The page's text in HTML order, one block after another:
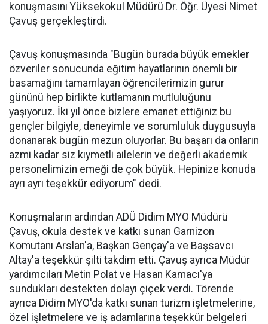
konuşmasını Yüksekokul Müdürü Dr. Öğr. Üyesi Nimet
Çavuş gerçekleştirdi.
Çavuş konuşmasında "Bugün burada büyük emekler
özveriler sonucunda eğitim hayatlarının önemli bir
basamağını tamamlayan öğrencilerimizin gurur
gününü hep birlikte kutlamanın mutluluğunu
yaşıyoruz. İki yıl önce bizlere emanet ettiğiniz bu
gençler bilgiyle, deneyimle ve sorumluluk duygusuyla
donanarak bugün mezun oluyorlar. Bu başarı da onların
azmi kadar siz kıymetli ailelerin ve değerli akademik
personelimizin emeği de çok büyük. Hepinize konuda
ayrı ayrı teşekkür ediyorum" dedi.
Konuşmaların ardından ADÜ Didim MYO Müdürü
Çavuş, okula destek ve katkı sunan Garnizon
Komutanı Arslan'a, Başkan Gençay'a ve Başsavcı
Altay'a teşekkür şilti takdim etti. Çavuş ayrıca Müdür
yardımcıları Metin Polat ve Hasan Kamacı'ya
sundukları destekten dolayı çiçek verdi. Törende
ayrıca Didim MYO'da katkı sunan turizm işletmelerine,
özel işletmelere ve iş adamlarına teşekkür belgeleri